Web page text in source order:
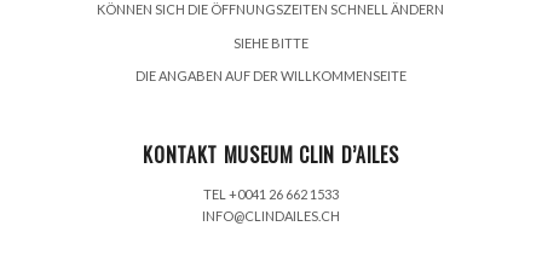
KÖNNEN SICH DIE ÖFFNUNGSZEITEN SCHNELL ÄNDERN
SIEHE BITTE
DIE ANGABEN AUF DER WILLKOMMENSEITE
KONTAKT MUSEUM CLIN D’AILES
TEL +0041 26 662 1533
INFO@CLINDAILES.CH